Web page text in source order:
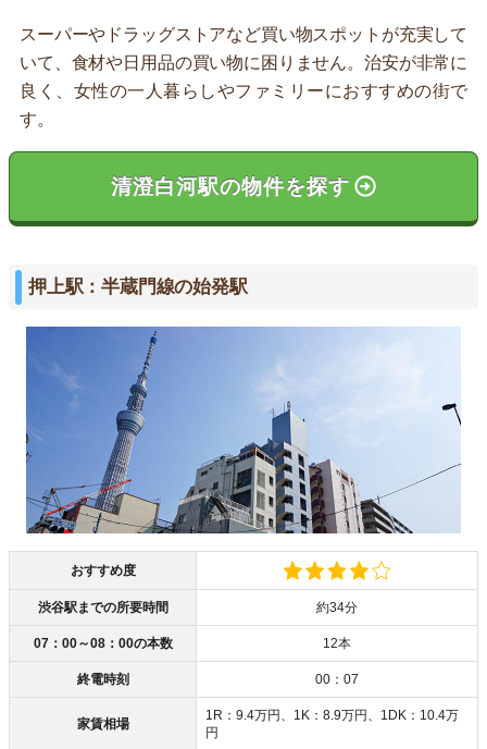
スーパーやドラッグストアなど買い物スポットが充実して
いて、食材や日用品の買い物に困りません。治安が非常に
良く、女性の一人暮らしやファミリーにおすすめの街で
す。
清澄白河駅の物件を探す
押上駅：半蔵門線の始発駅
おすすめ度
渋谷駅までの所要時間 約34分
07：00～08：00の本数 12本
終電時刻 00：07
家賃相場
1R：9.4万円、1K：8.9万円、1DK：10.4万
円